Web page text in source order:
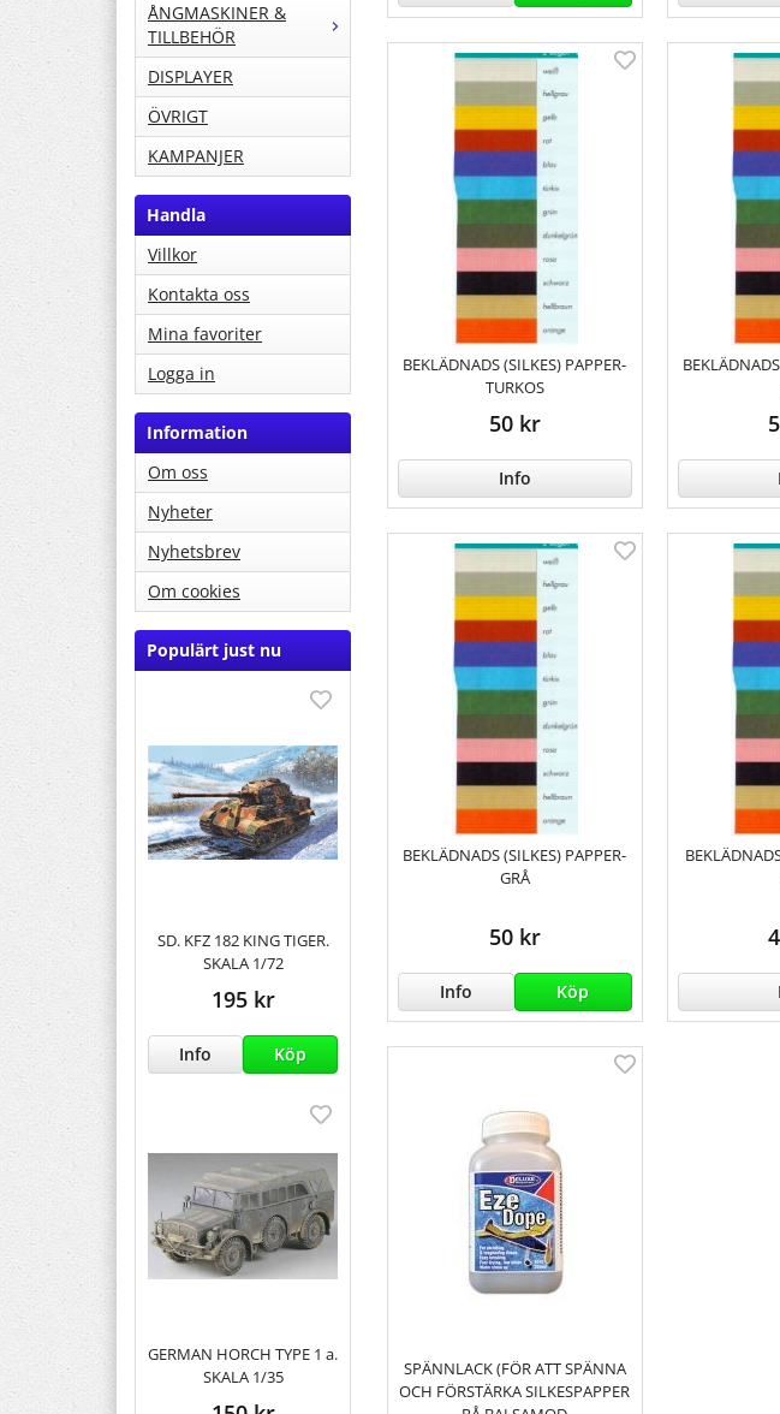
ÅNGMASKINER &
TILLBEHÖR
DISPLAYER
ÖVRIGT
KAMPANJER
Handla
Villkor
Kontakta oss
Mina favoriter
Logga in
Information
Om oss
Nyheter
Nyhetsbrev
Om cookies
Populärt just nu
SD. KFZ 182 KING TIGER.
SKALA 1/72
195 kr
Info Köp
GERMAN HORCH TYPE 1 a.
SKALA 1/35
BEKLÄDNADS (SILKES) PAPPER-
TURKOS
50 kr
Info
BEKLÄDNADS (SILKES) PAPPER-
GRÅ
50 kr
Info Köp
SPÄNNLACK (FÖR ATT SPÄNNA
OCH FÖRSTÄRKA SILKESPAPPER